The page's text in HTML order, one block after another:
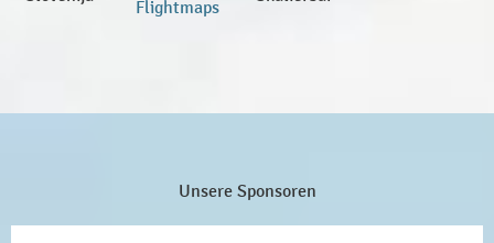
Flightmaps
Unsere Sponsoren